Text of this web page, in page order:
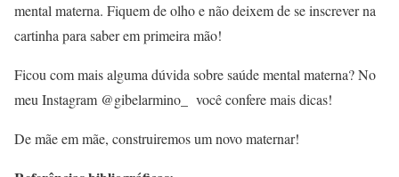
mental materna. Fiquem de olho e não deixem de se inscrever na
cartinha para saber em primeira mão!
Ficou com mais alguma dúvida sobre saúde mental materna? No
meu Instagram @gibelarmino_ você confere mais dicas!
De mãe em mãe, construiremos um novo maternar!